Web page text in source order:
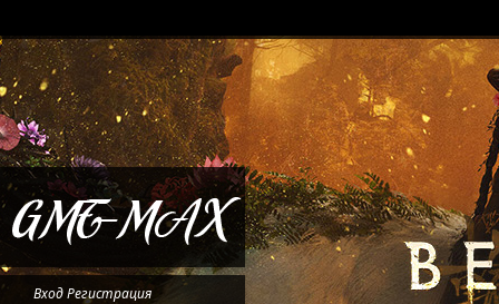
ВходРегистрация